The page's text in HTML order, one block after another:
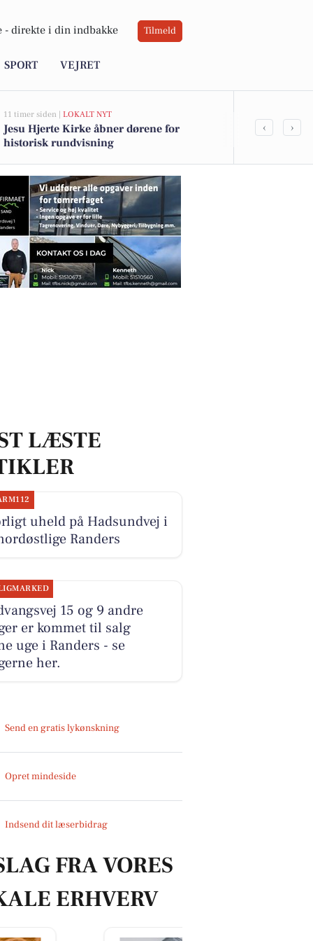
- direkte i din indbakke Tilmeld
SPORT VEJRET
11 timer siden | LOKALT NYT
Jesu Hjerte Kirke åbner dørene for
historisk rundvisning
Randers
‹ ›
LÆSTE
uheld på Hadsundvej i
Randers
15 og 9 andre
er kommet til salg
uge i Randers - se
her.
Send en gratis lykønskning
Opret mindeside
Indsend dit læserbidrag
FRA VORES
ERHVERV